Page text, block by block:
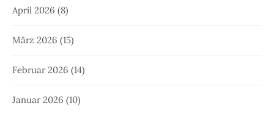
April 2026 (8)
März 2026 (15)
Februar 2026 (14)
Januar 2026 (10)